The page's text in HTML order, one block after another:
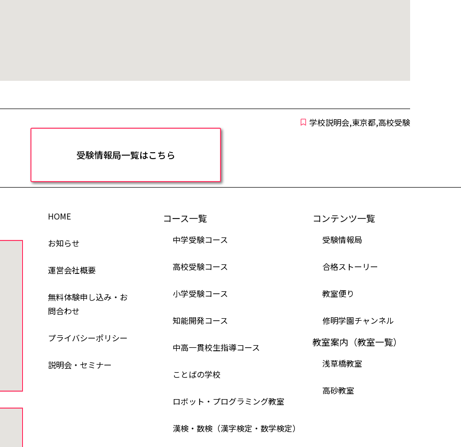
学校説明会,東京都,高校受験
受験情報局一覧はこちら
HOME
お知らせ
運営会社概要
無料体験申し込み・お
問合わせ
プライバシーポリシー
説明会・セミナー
コース一覧
中学受験コース
高校受験コース
小学受験コース
知能開発コース
中高一貫校生指導コース
ことばの学校
ロボット・プログラミング教室
漢検・数検（漢字検定・数学検定）
コンテンツ一覧
受験情報局
合格ストーリー
教室便り
修明学園チャンネル
教室案内（教室一覧）
浅草橋教室
高砂教室